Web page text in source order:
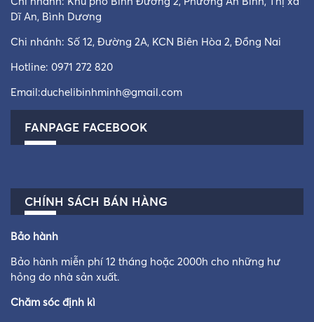
Dĩ An, Bình Dương
Chi nhánh: Số 12, Đường 2A, KCN Biên Hòa 2, Đồng Nai
Hotline: 0971 272 820
Email:duchelibinhminh@gmail.com
FANPAGE FACEBOOK
CHÍNH SÁCH BÁN HÀNG
Bảo hành
Bảo hành miễn phí 12 tháng hoặc 2000h cho những hư
hỏng do nhà sản xuất.
Chăm sóc định kì